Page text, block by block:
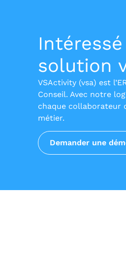
solution
VSActivity (vsa) est
Conseil. Avec notre
chaque collaborateur
métier.
Demander une